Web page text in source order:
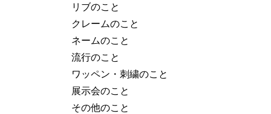
リブのこと
クレームのこと
ネームのこと
流行のこと
ワッペン・刺繍のこと
展示会のこと
その他のこと